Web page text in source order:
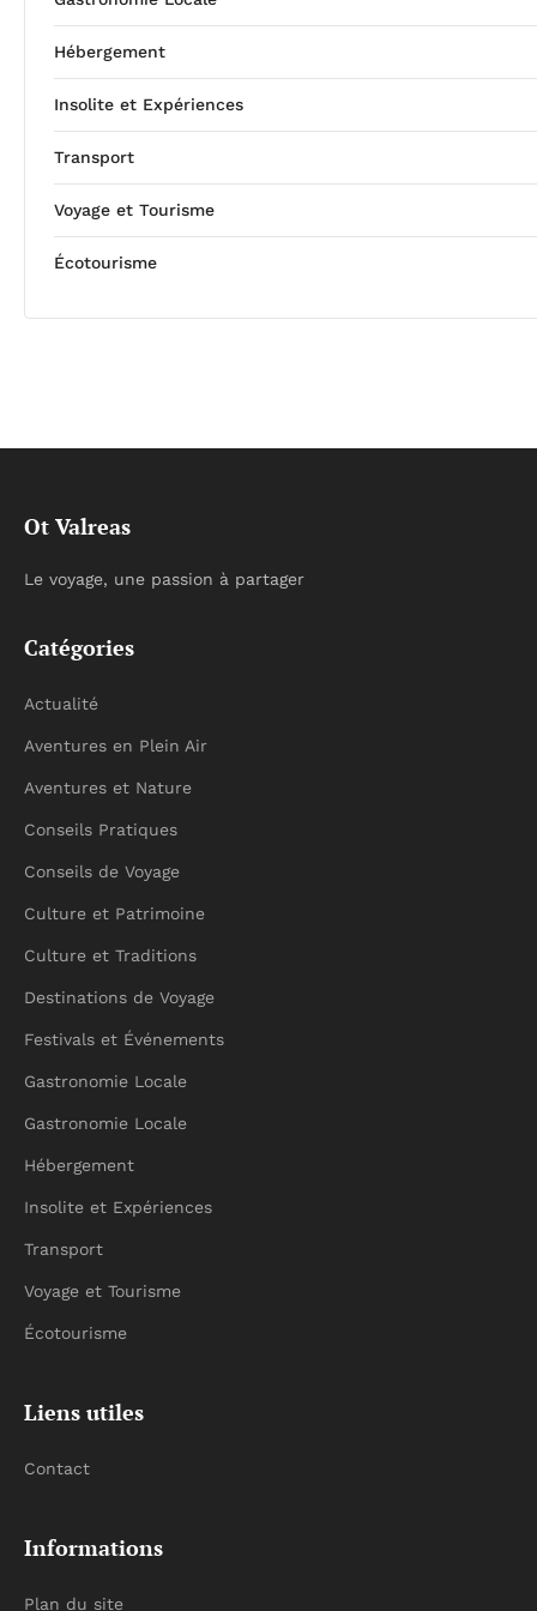
Hébergement
Insolite et Expériences
Transport
Voyage et Tourisme
Écotourisme
Ot Valreas
Le voyage, une passion à partager
Catégories
Actualité
Aventures en Plein Air
Aventures et Nature
Conseils Pratiques
Conseils de Voyage
Culture et Patrimoine
Culture et Traditions
Destinations de Voyage
Festivals et Événements
Gastronomie Locale
Gastronomie Locale
Hébergement
Insolite et Expériences
Transport
Voyage et Tourisme
Écotourisme
Liens utiles
Contact
Informations
Plan du site